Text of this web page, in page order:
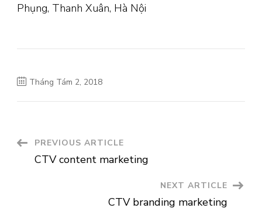
Phụng, Thanh Xuân, Hà Nội
Tháng Tám 2, 2018
Post
Navigation
PREVIOUS ARTICLE
CTV content marketing
NEXT ARTICLE
CTV branding marketing